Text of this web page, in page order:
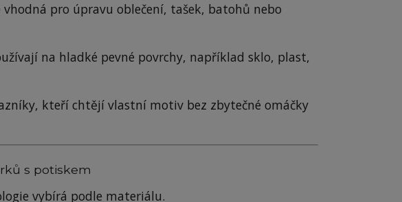
vhodná pro úpravu oblečení, tašek, batohů nebo
na hladké pevné povrchy, například sklo, plast,
kteří chtějí vlastní motiv bez zbytečné omáčky
s potiskem
vybírá podle materiálu.